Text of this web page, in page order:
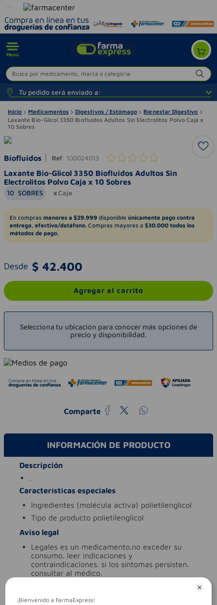
Menú
Busca por medicamento, marca o categoría
Tu pedido será enviado a:
Inicio Medicamentos Digestivos / Estómago
Bienestar Digestivo
Laxante Bio-Glicol 3350 Biofluidos Adultos Sin Electrolitos Polvo Caja x
10 Sobres
Biofluidos Ref: 100024013
Laxante Bio-Glicol 3350 Biofluidos Adultos Sin
Electrolitos Polvo Caja x 10 Sobres
10 SOBRES Caja
En compras menores a $29.999 disponible únicamente pago contra
entrega, efectivo/datáfono. Compras mayores a $30.000 todos los
métodos de pago.
Desde $ 42.400
Agregar al carrito
Selecciona tu ubicación para conocer más opciones de
precio y disponibilidad.
Comparte
INFORMACIÓN DE PRODUCTO
Descripción
.
Características especiales
ingredientes (molécula activa) polietilenglicol
tipo de producto polietilenglicol
Aviso legal
legales es un medicamento.no exceder su
consumo. leer indicaciones y
contraindicaciones. si los síntomas persisten.
consultar al médico.
codigo invima 2021m-0016350-r1
¡Bienvenido a FarmaExpress!